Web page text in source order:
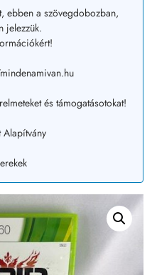
ebben a szövegdobozban,
jelezzük.
és támogatásotokat!
Alapítvány